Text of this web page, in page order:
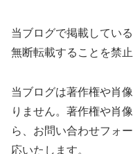
当ブログで掲載してい
無断転載することを禁止
当ブログは著作権や肖
りません。著作権や肖
ら、お問い合わせフォ
応いたします。